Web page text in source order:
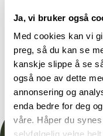
Ja, vi bruker også
Med cookies kan vi
preg, så du kan se
kanskje slippe å se
også noe av dette
annonsering og
enda bedre for deg
våre. Håper du
NOBB
53482134
Dokumentasjon